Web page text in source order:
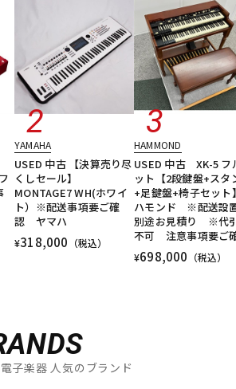
YAMAHA
USED 中古 【決算売り尽
くしセール】
MONTAGE7 WH(ホワイ
ト）※配送事項要ご確
認 ヤマハ
¥318,000 （税込）
HAMMOND
USED 中古 XK-5 フ
ット【2段鍵盤+スタ
+足鍵盤+椅子セッ
ハモンド ※配送設
別途お見積り ※代
不可 注意事項要ご
¥698,000 （税込）
子楽器 人気のブランド